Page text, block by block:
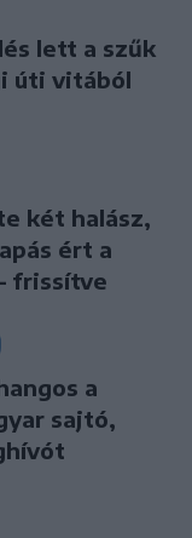
lett a szűk
úti vitából
két halász,
ért a
frissítve
a
sajtó,